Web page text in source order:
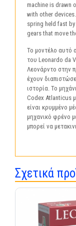
machine is drawn
with other
spring held fast
gears that move
Το μοντέλο αυτό
του Leonardo da
Λεονάρντο στην
έχουν
ιστορία. Το
Codex Atlanticus
είναι κρυμμένο
μηχανικό φρένο
μπορεί να
Σχετικά